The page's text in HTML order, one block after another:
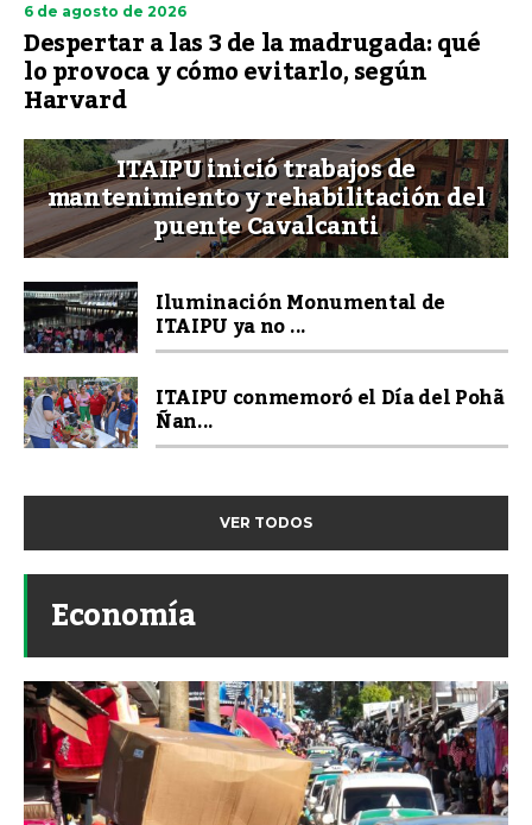
6 de agosto de 2026
Despertar a las 3 de la madrugada: qué
lo provoca y cómo evitarlo, según
Harvard
ITAIPU inició trabajos de
mantenimiento y rehabilitación del
puente Cavalcanti
Iluminación Monumental de
ITAIPU ya no ...
ITAIPU conmemoró el Día del Pohã
Ñan...
VER TODOS
Economía